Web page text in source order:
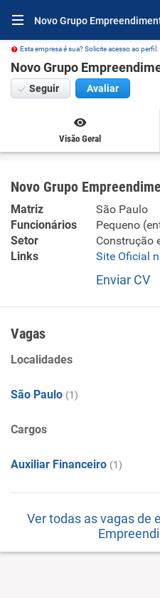
Novo Grupo
Esta empresa é sua? Solicite acesso ao perfil.
Novo Grupo
Seguir Avaliar
Visão Geral
Novo Grupo
Matriz
São Paulo
Funcionários
Pequeno
Setor
Construção
Links
Site Oficial
Enviar CV
Incorporação de
venda de imóveis próprios.
Vagas
Localidades
São Paulo (1)
Cargos
Auxiliar Financeiro (1)
Ver todas as vagas de